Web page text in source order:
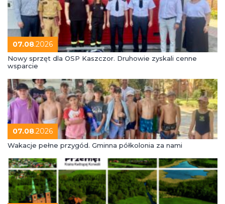
07.08.2026
Nowy sprzęt dla OSP Kaszczor. Druhowie zyskali cenne
wsparcie
07.08.2026
Wakacje pełne przygód. Gminna półkolonia za nami